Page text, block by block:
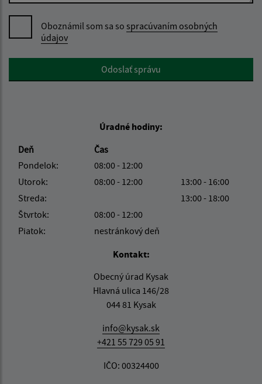
Oboznámil som sa so spracúvaním osobných
údajov
Google reCaptcha ResponseOdoslať správu
Úradné hodiny:
Deň
Čas
Pondelok:
08:00 - 12:00
Utorok:
08:00 - 12:00
13:00 - 16:00
Streda:
13:00 - 18:00
Štvrtok:
08:00 - 12:00
Piatok:
nestránkový deň
Kontakt:
Obecný úrad Kysak
Hlavná ulica 146/28
044 81 Kysak
info@kysak.sk
+421 55 729 05 91
IČO: 00324400